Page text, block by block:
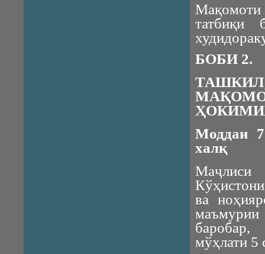
Мақомоти
татбиқи
БОБИ 2.
Моддаи
халқ
ва
мўҳлати 5